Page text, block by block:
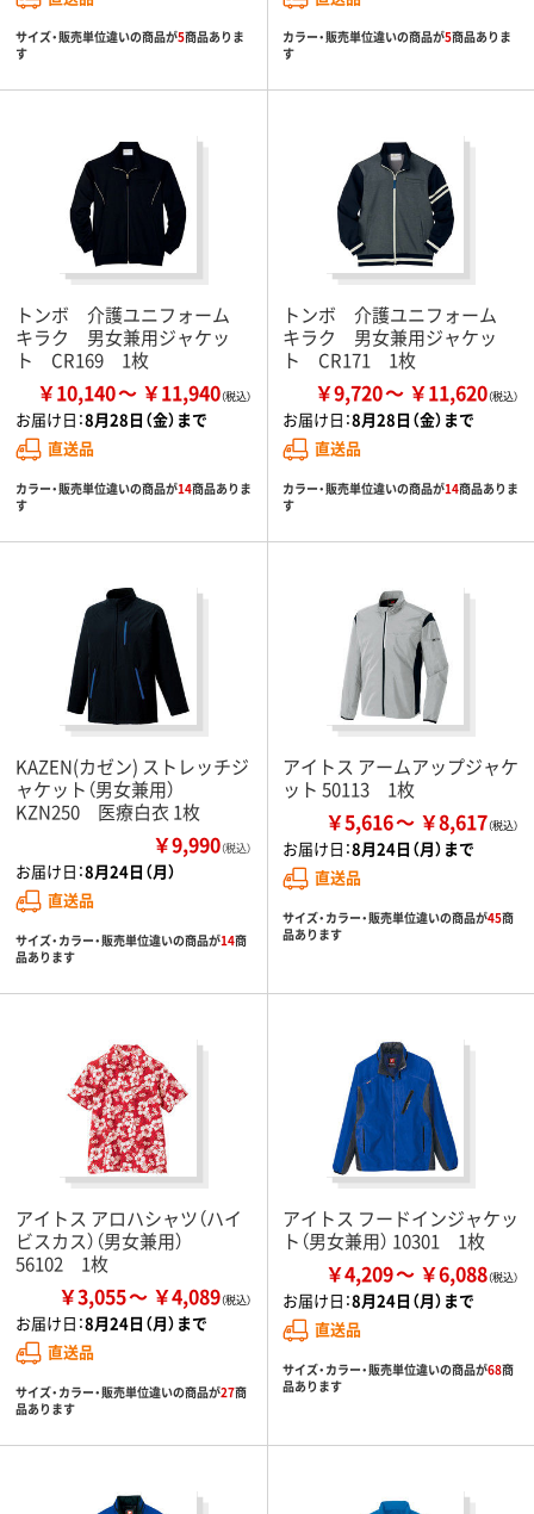
サイズ・販売単位違いの商品が5商品ありま
す
カラー・販売単位違いの商品が5商品ありま
す
トンボ 介護ユニフォーム
キラク 男女兼用ジャケッ
ト CR169 1枚
￥10,140 ￥11,940
お届け日：8月28日（金）まで
直送品
カラー・販売単位違いの商品が14商品ありま
す
トンボ 介護ユニフォーム
キラク 男女兼用ジャケッ
ト CR171 1枚
￥9,720 ￥11,620
お届け日：8月28日（金）まで
直送品
カラー・販売単位違いの商品が14商品ありま
す
KAZEN(カゼン) ストレッチジ
ャケット（男女兼用）
KZN250 医療白衣 1枚
￥9,990（税込）
お届け日：8月24日（月）
直送品
サイズ・カラー・販売単位違いの商品が14商
品あります
アイトス アームアップジャケ
ット 50113 1枚
￥5,616 ￥8,617
お届け日：8月24日（月）まで
直送品
サイズ・カラー・販売単位違いの商品が45商
品あります
アイトス アロハシャツ（ハイ
ビスカス）（男女兼用）
56102 1枚
￥3,055 ￥4,089
お届け日：8月24日（月）まで
直送品
サイズ・カラー・販売単位違いの商品が27商
品あります
アイトス フードインジャケッ
ト（男女兼用） 10301 1枚
￥4,209 ￥6,088
お届け日：8月24日（月）まで
直送品
サイズ・カラー・販売単位違いの商品が68商
品あります